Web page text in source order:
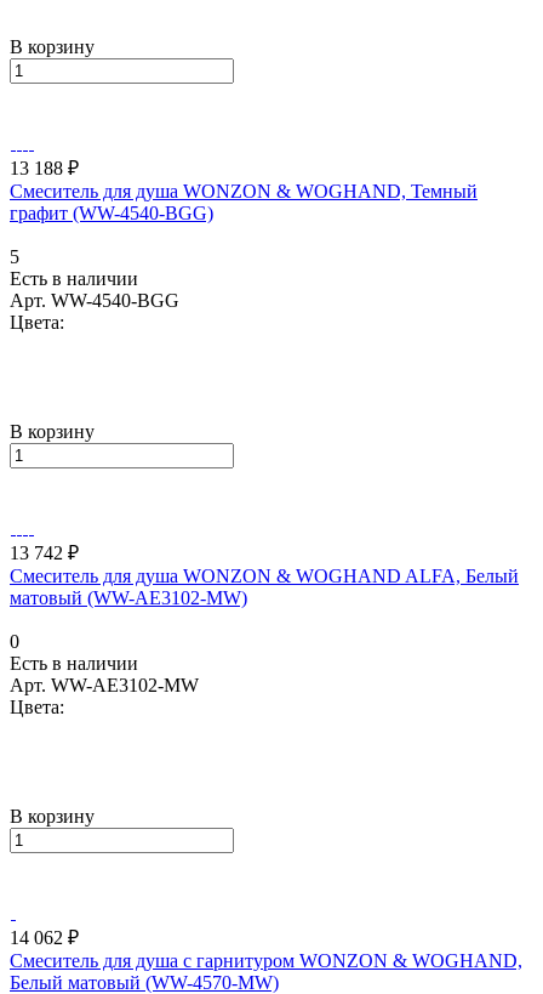
В корзину
13 188 ₽
Смеситель для душа WONZON & WOGHAND, Темный
графит (WW-4540-BGG)
5
Есть в наличии
Арт. WW-4540-BGG
Цвета:
В корзину
13 742 ₽
Смеситель для душа WONZON & WOGHAND ALFA, Белый
матовый (WW-AE3102-MW)
0
Есть в наличии
Арт. WW-AE3102-MW
Цвета:
В корзину
14 062 ₽
Смеситель для душа с гарнитуром WONZON & WOGHAND,
Белый матовый (WW-4570-MW)